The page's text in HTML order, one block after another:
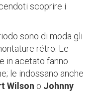
scoprire i
sono di moda gli
rétro. Le
in acetato fanno
le indossano anche
Wilson o Johnny